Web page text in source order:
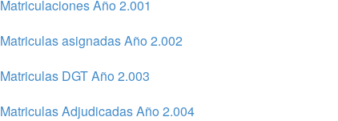
Matriculaciones Año 2.001
Matriculas asignadas Año 2.002
Matriculas DGT Año 2.003
Matriculas Adjudicadas Año 2.004